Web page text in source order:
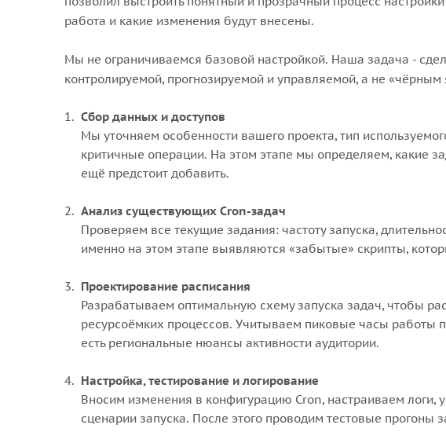
работа и какие изменения будут внесены.
Мы не ограничиваемся базовой настройкой. Наша задача -
контролируемой, прогнозируемой и управляемой, а не
Сбор данных и доступов
Мы уточняем особенности вашего проекта, тип
критичные операции. На этом этапе мы определяем, какие
ещё предстоит добавить.
Анализ существующих Cron-задач
Проверяем все текущие задания: частоту запуска,
именно на этом этапе выявляются «забытые» скрипты,
Проектирование расписания
Разрабатываем оптимальную схему запуска задач, чтобы
ресурсоёмких процессов. Учитываем пиковые часы работы
есть региональные нюансы активности аудитории.
Настройка, тестирование и логирование
Вносим изменения в конфигурацию Cron, настраиваем
сценарии запуска. После этого проводим тестовые прогоны